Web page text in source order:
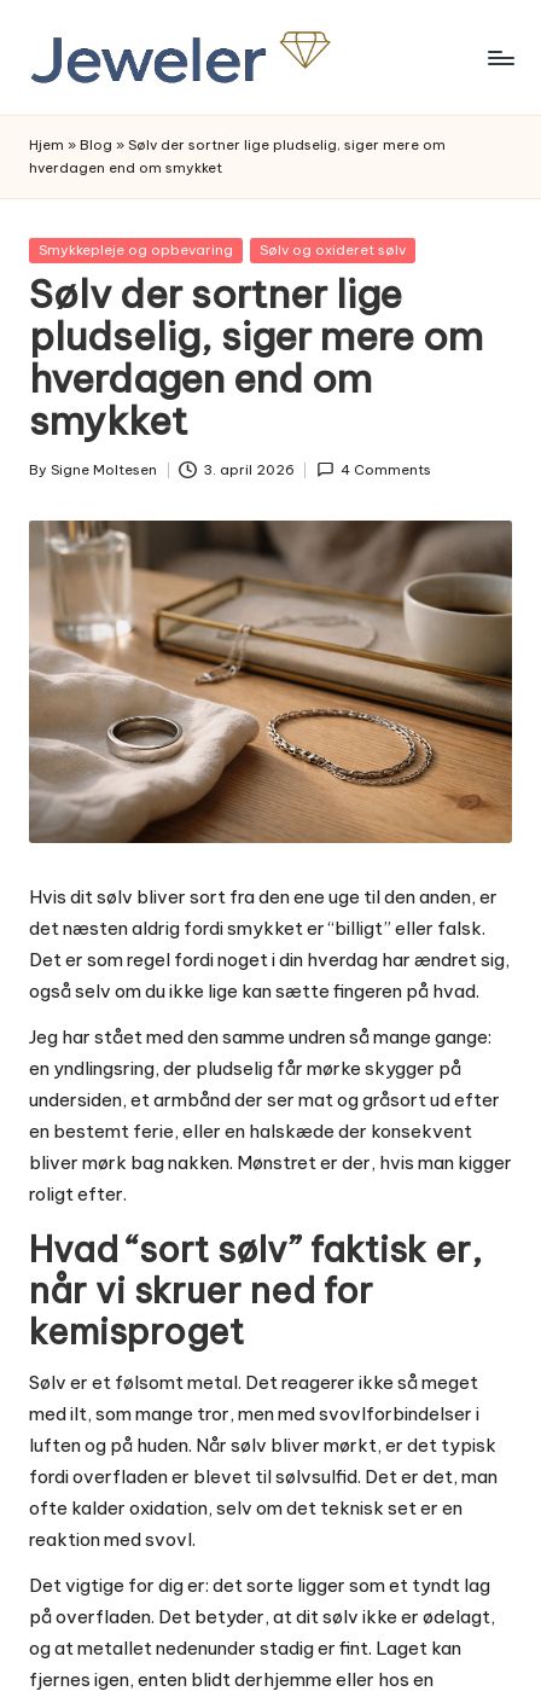
content
Hjem » Blog » Sølv der sortner lige pludselig, siger mere om
hverdagen end om smykket
Posted
Smykkepleje og opbevaring Sølv og oxideret sølv
Sølv der sortner lige
pludselig, siger mere om
hverdagen end om
smykket
Posted
By Signe Moltesen 3. april 2026 4 Comments
Hvis dit sølv bliver sort fra den ene uge til den anden, er
det næsten aldrig fordi smykket er “billigt” eller falsk.
Det er som regel fordi noget i din hverdag har ændret sig,
også selv om du ikke lige kan sætte fingeren på hvad.
Jeg har stået med den samme undren så mange gange:
en yndlingsring, der pludselig får mørke skygger på
undersiden, et armbånd der ser mat og gråsort ud efter
en bestemt ferie, eller en halskæde der konsekvent
bliver mørk bag nakken. Mønstret er der, hvis man kigger
roligt efter.
Hvad “sort sølv” faktisk er,
når vi skruer ned for
kemisproget
Sølv er et følsomt metal. Det reagerer ikke så meget
med ilt, som mange tror, men med svovlforbindelser i
luften og på huden. Når sølv bliver mørkt, er det typisk
fordi overfladen er blevet til sølvsulfid. Det er det, man
ofte kalder oxidation, selv om det teknisk set er en
reaktion med svovl.
Det vigtige for dig er: det sorte ligger som et tyndt lag
på overfladen. Det betyder, at dit sølv ikke er ødelagt,
og at metallet nedenunder stadig er fint. Laget kan
fjernes igen, enten blidt derhjemme eller hos en